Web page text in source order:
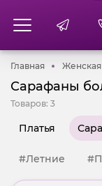
ГлавнаяГлавная
Сарафаны
Товаров: 3
Платья
#Летние